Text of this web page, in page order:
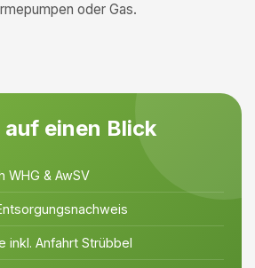
oder Gas.
einen Blick
WHG & AwSV
inkl. Anfahrt Strübbel